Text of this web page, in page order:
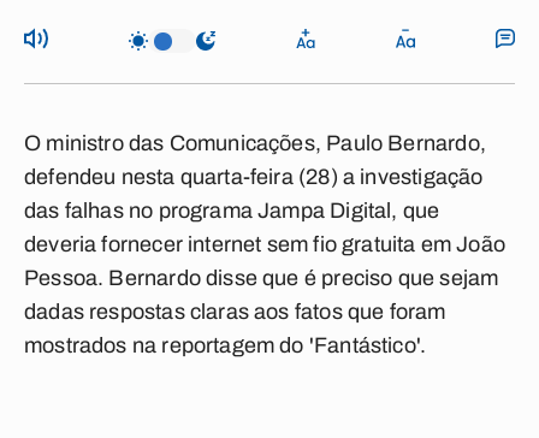
O ministro das Comunicações, Paulo Bernardo,
defendeu nesta quarta-feira (28) a investigação
das falhas no programa Jampa Digital, que
deveria fornecer internet sem fio gratuita em João
Pessoa. Bernardo disse que é preciso que sejam
dadas respostas claras aos fatos que foram
mostrados na reportagem do 'Fantástico'.